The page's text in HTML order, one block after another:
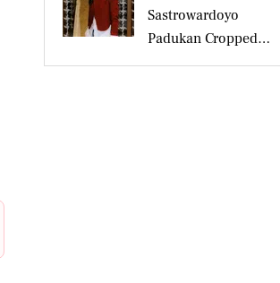
Sastrowardoyo
Padukan Cropped
Beskap dan Ripped